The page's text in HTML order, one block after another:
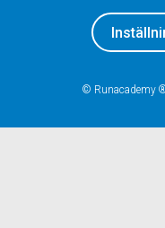
© Runacademy